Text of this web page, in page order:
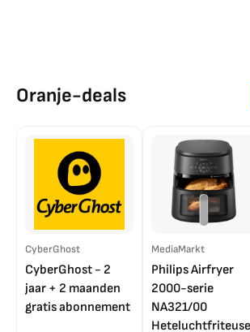
Oranje-deals
CyberGhost
CyberGhost - 2
jaar + 2 maanden
gratis abonnement
MediaMarkt
Philips Airfryer
2000-serie
NA321/00
Heteluchtfriteuse